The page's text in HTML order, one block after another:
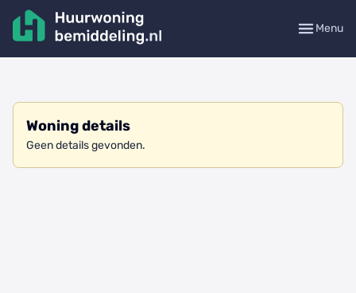
Menu
Woning details
Geen details gevonden.